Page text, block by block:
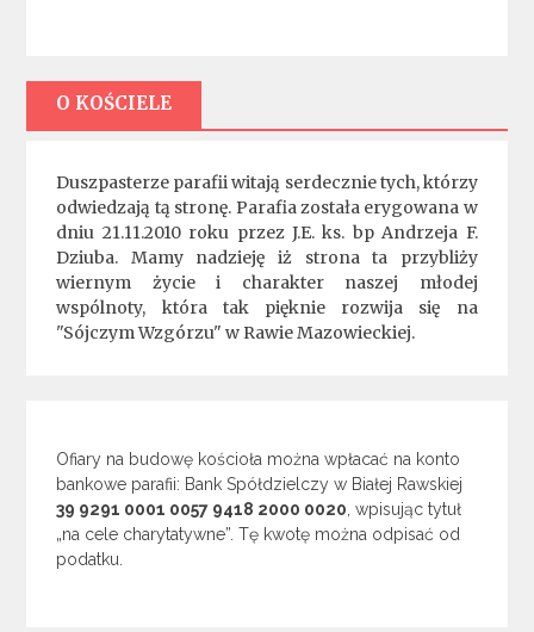
O KOŚCIELE
Duszpasterze parafii witają serdecznie tych, którzy
odwiedzają tą stronę. Parafia została erygowana w
dniu 21.11.2010 roku przez J.E. ks. bp Andrzeja F.
Dziuba. Mamy nadzieję iż strona ta przybliży
wiernym życie i charakter naszej młodej
wspólnoty, która tak pięknie rozwija się na
"Sójczym Wzgórzu" w Rawie Mazowieckiej.
Ofiary na budowę kościoła można wpłacać na konto
bankowe parafii: Bank Spółdzielczy w Białej Rawskiej
39 9291 0001 0057 9418 2000 0020, wpisując tytuł
„na cele charytatywne”. Tę kwotę można odpisać od
podatku.